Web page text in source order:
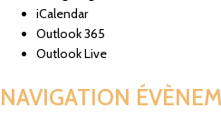
iCalendar
Outlook 365
Outlook Live
NAVIGATION